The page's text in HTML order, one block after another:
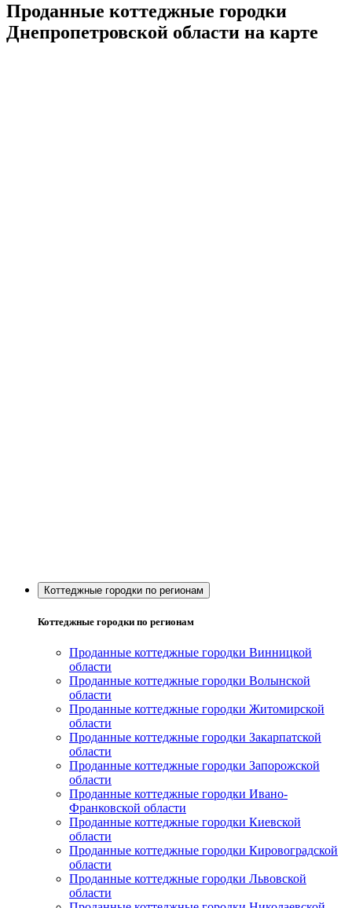
Проданные коттеджные городки
Днепропетровской области на карте
Коттеджные городки по регионам
Коттеджные городки по регионам
Проданные коттеджные городки Винницкой
области
Проданные коттеджные городки Волынской
области
Проданные коттеджные городки Житомирской
области
Проданные коттеджные городки Закарпатской
области
Проданные коттеджные городки Запорожской
области
Проданные коттеджные городки Ивано-
Франковской области
Проданные коттеджные городки Киевской
области
Проданные коттеджные городки Кировоградской
области
Проданные коттеджные городки Львовской
области